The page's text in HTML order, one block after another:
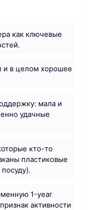
как ключевые
в целом хорошее
мала и
удачные
кто-то
пластиковые
1-year
активности